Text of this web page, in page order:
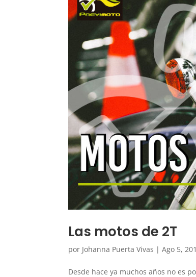
Las motos de 2T
por Johanna Puerta Vivas |Ago 5,
Desde hace ya muchos años no es